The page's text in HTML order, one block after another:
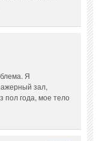
Я
зал,
пол года, мое тело